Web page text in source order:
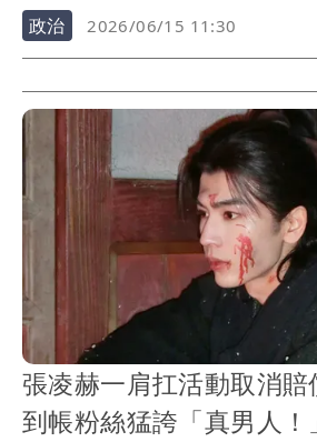
門獨...
政治 2026/06/15 11:30
張凌赫一肩扛活動取消
到帳粉絲猛誇「真男人！